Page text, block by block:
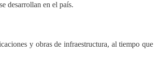
desarrollan en el país.
y obras de infraestructura, al tiempo que